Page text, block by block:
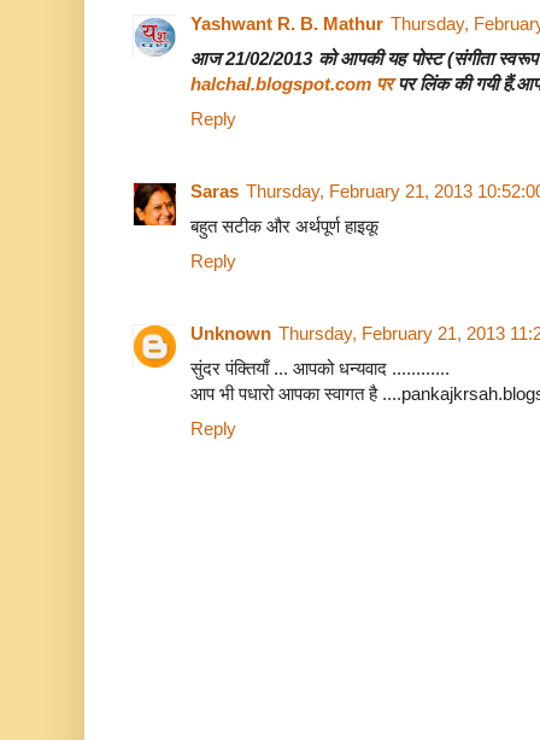
Yashwant R. B. Mathur Thursday,
आज 21/02/2013 को आपकी यह पोस्ट (संगीता स्वरूप
halchal.blogspot.com परपर लिंक की गयी
Reply
Saras Thursday, February 21, 2013
बहुत सटीक और अर्थपूर्ण हाइकू
Reply
Unknown Thursday, February 21, 2013
सुंदर पंक्तियाँ ... आपको धन्यवाद ............
आप भी पधारो आपका स्वागत है
Reply